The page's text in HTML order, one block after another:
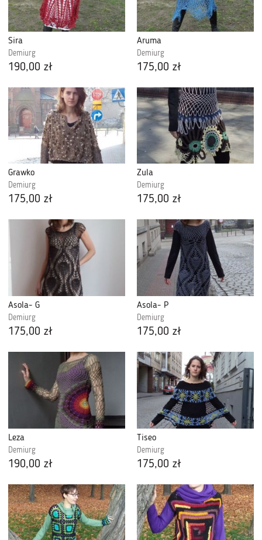
Sira
Demiurg
190,00 zł
Aruma
Demiurg
175,00 zł
Grawko
Demiurg
175,00 zł
Zula
Demiurg
175,00 zł
Asola- G
Demiurg
175,00 zł
Asola- P
Demiurg
175,00 zł
Leza
Demiurg
190,00 zł
Tiseo
Demiurg
175,00 zł